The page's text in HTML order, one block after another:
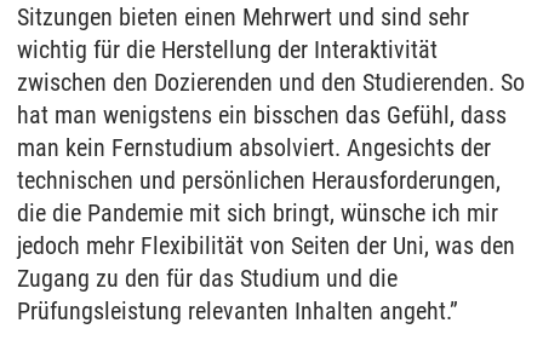
Sitzungen bieten einen Mehrwert und sind sehr
wichtig für die Herstellung der Interaktivität
zwischen den Dozierenden und den Studierenden. So
hat man wenigstens ein bisschen das Gefühl, dass
man kein Fernstudium absolviert. Angesichts der
technischen und persönlichen Herausforderungen,
die die Pandemie mit sich bringt, wünsche ich mir
jedoch mehr Flexibilität von Seiten der Uni, was den
Zugang zu den für das Studium und die
Prüfungsleistung relevanten Inhalten angeht.”